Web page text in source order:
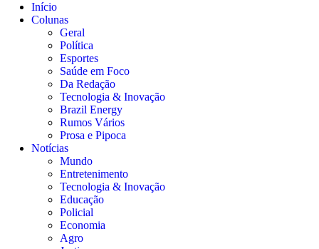
Início
Colunas
Geral
Política
Esportes
Saúde em Foco
Da Redação
Tecnologia & Inovação
Brazil Energy
Rumos Vários
Prosa e Pipoca
Notícias
Mundo
Entretenimento
Tecnologia & Inovação
Educação
Policial
Economia
Agro